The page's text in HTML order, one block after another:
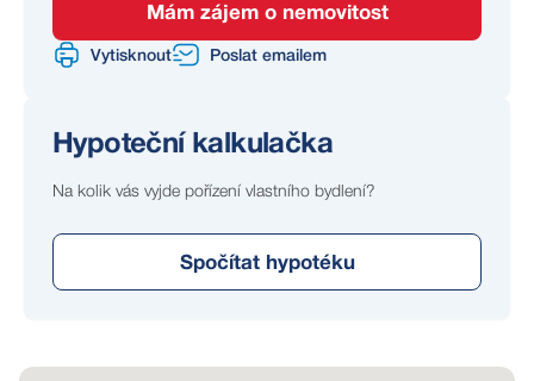
tady se žije s radostí.Mám zájem o nemovitost
Vytisknout Poslat emailem
Hypoteční kalkulačka
Na kolik vás vyjde pořízení vlastního bydlení?
Spočítat hypotéku